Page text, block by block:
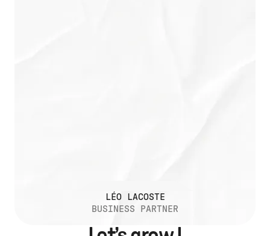
LÉO LACOSTE
BUSINESS PARTNER